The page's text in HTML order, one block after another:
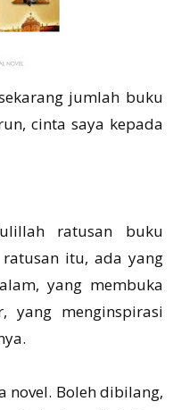
jumlah buku
cinta saya kepada
ratusan buku
itu, ada yang
yang membuka
yang menginspirasi
novel. Boleh dibilang,